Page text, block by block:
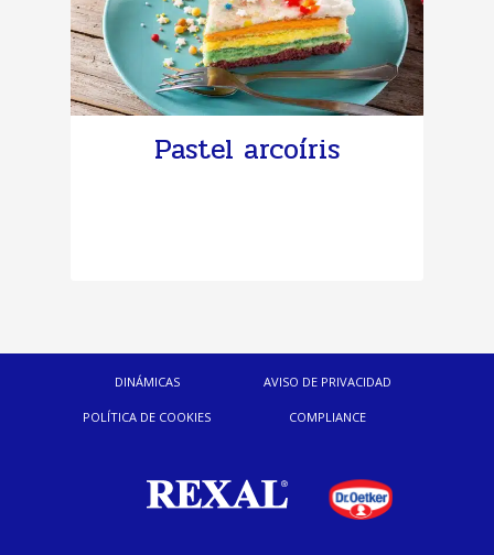
Pastel arcoíris
DINÁMICAS AVISO DE PRIVACIDAD
POLÍTICA DE COOKIES COMPLIANCE